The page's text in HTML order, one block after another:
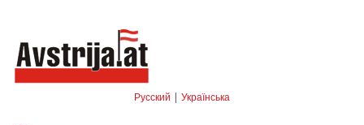
Русский Українська